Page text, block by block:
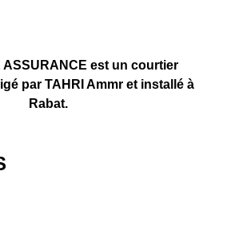
ASSURANCE est un courtier
par TAHRI Ammr et installé à
Rabat.